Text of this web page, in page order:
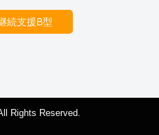
続支援B型
Rights Reserved.